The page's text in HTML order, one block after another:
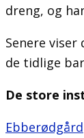
dreng, og
Senere
de tidlige
De store
Ebberødgård